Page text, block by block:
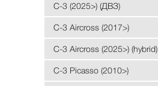
C-3 (2025>) (ДВЗ)
C-3 Aircross (2017>)
C-3 Aircross (2025>) (hybrid)
C-3 Picasso (2010>)